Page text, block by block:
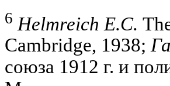
6 Helmreich E.C.
Cambridge, 1938;
союза 1912 г. и